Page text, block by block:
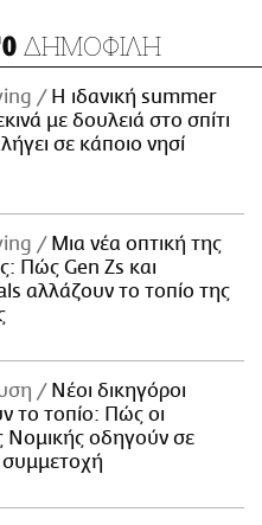
ΔΗΜΟΦΙΛΗ
Η ιδανική summer
με δουλειά στο σπίτι
σε κάποιο νησί
Μια νέα οπτική της
Πώς Gen Zs και
αλλάζουν το τοπίο της
Νέοι δικηγόροι
το τοπίο: Πώς οι
Νομικής οδηγούν σε
συμμετοχή